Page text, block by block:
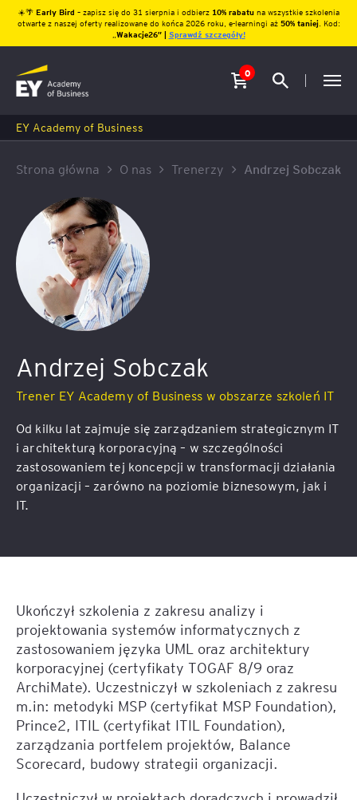
☀️🌴 Early Bird – zapisz się do 31 sierpnia i odbierz10% rabatu na wszystkie szkolenia
otwarte z naszej oferty realizowane do końca 2026 roku, e-learningi aż 50% taniej. Kod:
Wakacje26″ | Sprawdź szczegóły!
0
EY Academy of Business
Strona główna O nas Trenerzy Andrzej Sobczak
Andrzej Sobczak
Trener EY Academy of Business w obszarze szkoleń IT
Od kilku lat zajmuje się zarządzaniem strategicznym IT
i architekturą korporacyjną – w szczególności
zastosowaniem tej koncepcji w transformacji działania
organizacji – zarówno na poziomie biznesowym, jak i
IT.
Ukończył szkolenia z zakresu analizy i
projektowania systemów informatycznych z
zastosowaniem języka UML oraz architektury
korporacyjnej (certyfikaty TOGAF 8/9 oraz
ArchiMate). Uczestniczył w szkoleniach z zakresu
m.in: metodyki MSP (certyfikat MSP Foundation),
Prince2, ITIL (certyfikat ITIL Foundation),
zarządzania portfelem projektów, Balance
Scorecard, budowy strategii organizacji.